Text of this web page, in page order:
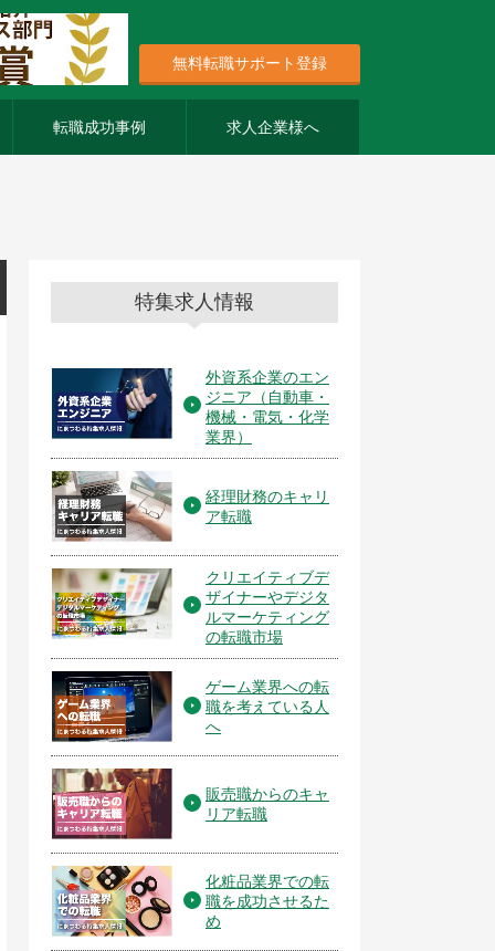
無料転職サポート登録
転職成功事例 求人企業様へ
特集求人情報
外資系企業のエン
ジニア（自動車・
機械・電気・化学
業界）
経理財務のキャリ
ア転職
クリエイティブデ
ザイナーやデジタ
ルマーケティング
の転職市場
ゲーム業界への転
職を考えている人
へ
販売職からのキャ
リア転職
化粧品業界での転
職を成功させるた
め